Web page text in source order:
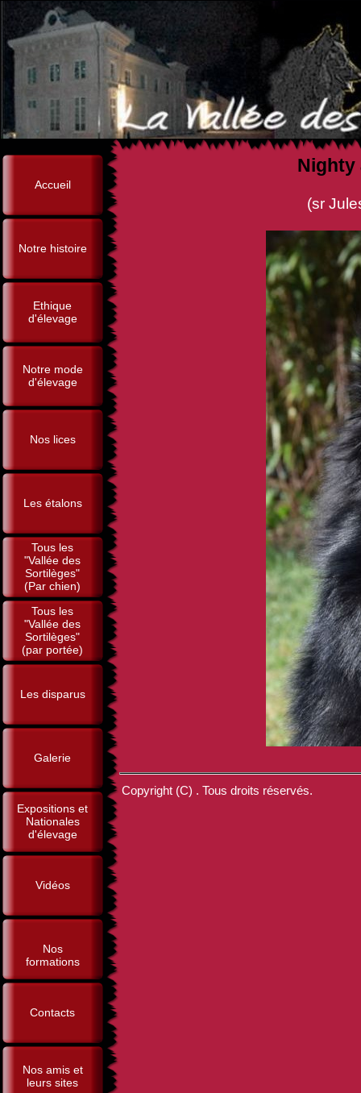
Accueil
Notre histoire
Ethique
d'élevage
Notre mode
d'élevage
Nos lices
Les étalons
Tous les
"Vallée des
Sortilèges"
(Par chien)
Tous les
"Vallée des
Sortilèges"
(par portée)
Les disparus
Galerie
Expositions et
Nationales
d'élevage
Vidéos
Nos
formations
Contacts
Nos amis et
leurs sites
Nighty
(sr Jules-César de la
Copyright (C) . Tous droits réservés.